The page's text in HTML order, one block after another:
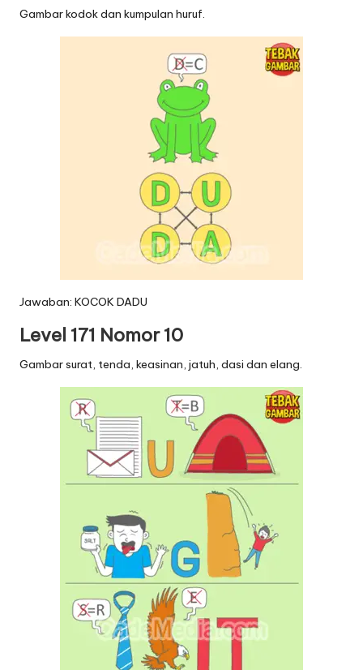
Gambar kodok dan kumpulan huruf.
Jawaban: KOCOK DADU
Level 171 Nomor 10
Gambar surat, tenda, keasinan, jatuh, dasi dan elang.